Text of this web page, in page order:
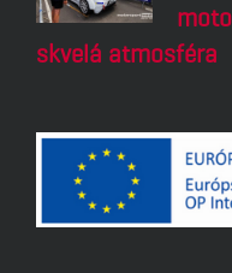
skvelá atmosféra